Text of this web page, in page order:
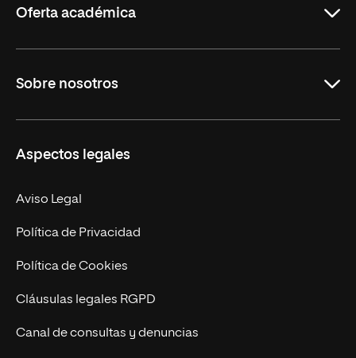
Oferta académica
Másteres Oficiales
Doctorados
Experto Universitario
Postgrados
Cursos Universitarios
Sobre nosotros
Facultades
Nuestro Equipo
Trabaja en UNIR
Actualidad
UNIR Revista
Eventos
Aspectos legales
Aviso Legal
Política de Privacidad
Política de Cookies
Cláusulas legales RGPD
Canal de consultas y denuncias